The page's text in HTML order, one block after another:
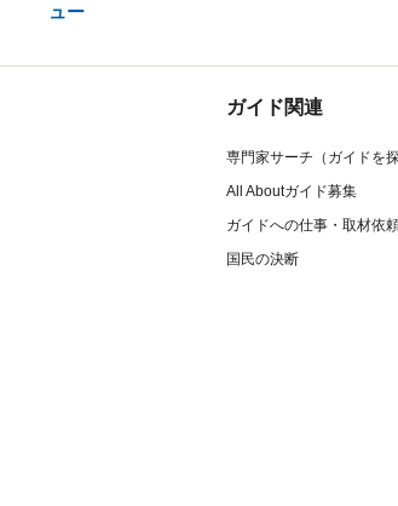
ュー
ガイド関連
専門家サーチ（ガイドを探
All Aboutガイド募集
ガイドへの仕事・取材依
国民の決断